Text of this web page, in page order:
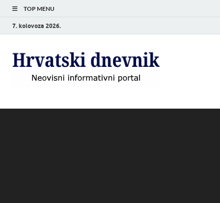
TOP MENU
7. kolovoza 2026.